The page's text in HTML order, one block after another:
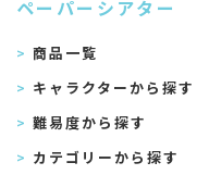
ペーパーシアター
商品一覧
キャラクターから探す
難易度から探す
カテゴリーから探す